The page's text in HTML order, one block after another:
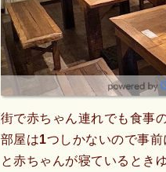
街で赤ちゃん連れでも食事
部屋は1つしかないので事
と赤ちゃんが寝ているとき